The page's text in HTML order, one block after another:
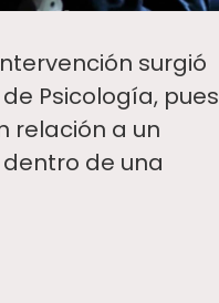
surgió
Psicología, pues
relación a un
de una